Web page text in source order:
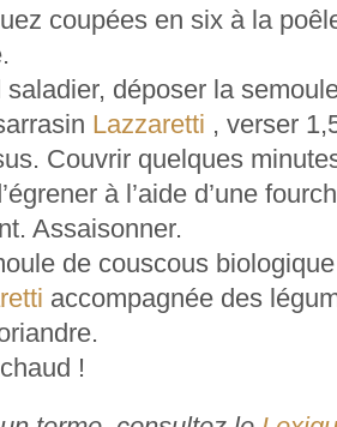
coupées en six à la
déposer la
Lazzaretti , verser
Couvrir quelques
à l’aide d’une
Assaisonner.
de couscous
accompagnée des
!